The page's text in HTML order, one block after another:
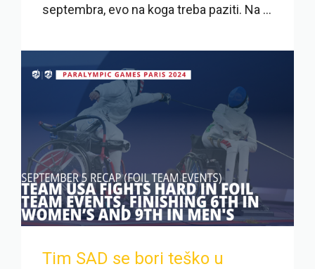
septembra, evo na koga treba paziti. Na ...
Tim SAD se bori teško u